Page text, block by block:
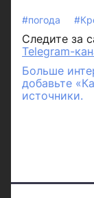
#погода
Следите за
Telegram-
Больше
добавьте
источники.